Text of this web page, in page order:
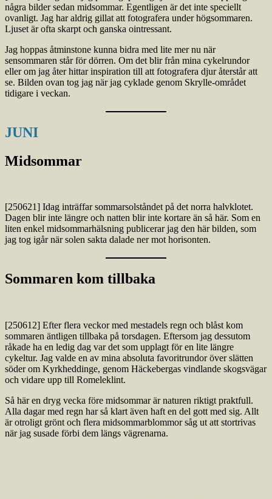
några bilder sedan midsommar. Egentligen är det inte speciellt
ovanligt. Jag har aldrig gillat att fotografera under högsommaren.
Ljuset är ofta skarpt och ganska ointressant.
Jag hoppas åtminstone kunna bidra med lite mer nu när
sensommaren står för dörren. Om det blir från mina cykelrundor
eller om jag åter hittar inspiration till att fotografera djur återstår att
se. Bilden ovan tog jag när jag cyklade genom Skrylle-området
tidigare i veckan.
JUNI
Midsommar
[250621] Idag inträffar sommarsolståndet på det norra halvklotet.
Dagen blir inte längre och natten blir inte kortare än så här. Som en
liten enkel midsommarhälsning publicerar jag den här bilden, som
jag tog igår när solen sakta dalade ner mot horisonten.
Sommaren kom tillbaka
[250612] Efter flera veckor med mestadels regn och blåst kom
sommaren äntligen tillbaka på torsdagen. Eftersom jag dessutom
råkade ha en ledig dag var det som upplagt för en lite längre
cykeltur. Jag valde en av mina absoluta favoritrundor över slätten
söder om Kyrkheddinge, genom Häckebergas vindlande skogsvägar
och vidare upp till Romeleklint.
Så här en dryg vecka före midsommar är naturen riktigt praktfull.
Alla dagar med regn har så klart även haft en del gott med sig. Allt
är otroligt grönt och flera midsommarblommor såg ut att stortrivas
när jag susade förbi dem längs vägrenarna.